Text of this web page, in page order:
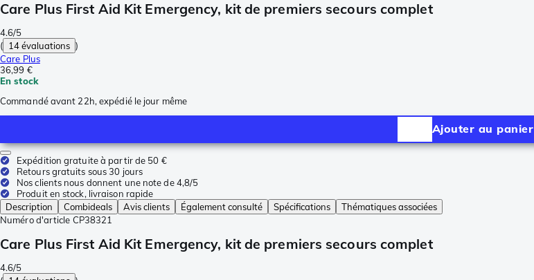
Care Plus First Aid Kit Emergency, kit de premiers secours complet
4.6/5
( 14 évaluations )
Care Plus
36,99 €
En stock
Commandé avant 22h, expédié le jour même
Ajouter au panier
Expédition gratuite à partir de 50 €
Retours gratuits sous 30 jours
Nos clients nous donnent une note de 4,8/5
Produit en stock, livraison rapide
Description
Combideals Avis clients Également consulté Spécifications
Thématiques associées
Numéro d'article CP38321
Care Plus First Aid Kit Emergency, kit de premiers secours complet
4.6/5